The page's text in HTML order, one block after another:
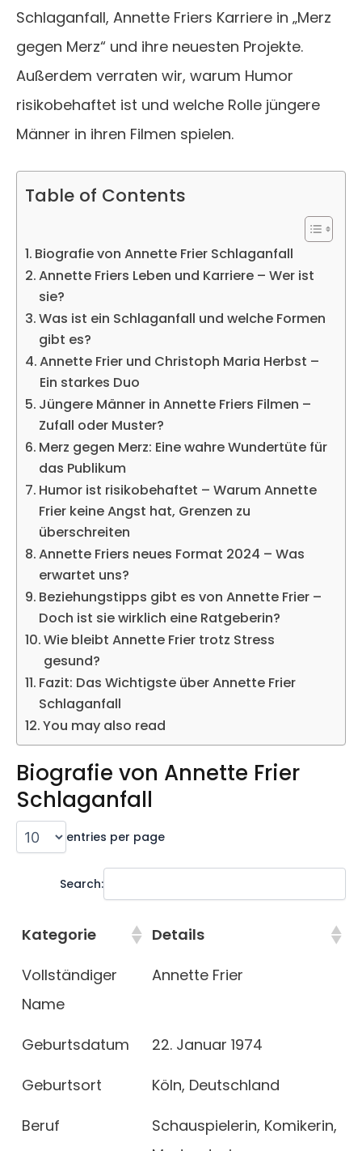
Schlaganfall, Annette Friers Karriere in „Merz
gegen Merz“ und ihre neuesten Projekte.
Außerdem verraten wir, warum Humor
risikobehaftet ist und welche Rolle jüngere
Männer in ihren Filmen spielen.
Table of Contents
Biografie von Annette Frier Schlaganfall
Annette Friers Leben und Karriere – Wer ist
sie?
Was ist ein Schlaganfall und welche Formen
gibt es?
Annette Frier und Christoph Maria Herbst –
Ein starkes Duo
Jüngere Männer in Annette Friers Filmen –
Zufall oder Muster?
Merz gegen Merz: Eine wahre Wundertüte für
das Publikum
Humor ist risikobehaftet – Warum Annette
Frier keine Angst hat, Grenzen zu
überschreiten
Annette Friers neues Format 2024 – Was
erwartet uns?
Beziehungstipps gibt es von Annette Frier –
Doch ist sie wirklich eine Ratgeberin?
Wie bleibt Annette Frier trotz Stress
gesund?
Fazit: Das Wichtigste über Annette Frier
Schlaganfall
You may also read
Biografie von Annette Frier
Schlaganfall
entries per page
Search:
Kategorie
Details
Vollständiger
Name
Annette Frier
Geburtsdatum
22. Januar 1974
Geburtsort
Köln, Deutschland
Beruf
Schauspielerin, Komikerin,